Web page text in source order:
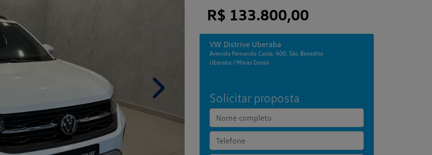
R$ 133.800,00
VW Distrive Uberaba
Avenida Fernando Costa, 400, São Benedito
Uberaba / Minas Gerais
Solicitar proposta
Next